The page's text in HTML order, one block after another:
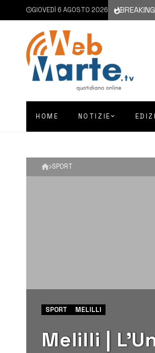
GIOVEDÌ 6 AGOSTO 20265 AGOSTO 2026
HOME NOTIZIE
SPORT
SPORT MELILLI
Melilli |